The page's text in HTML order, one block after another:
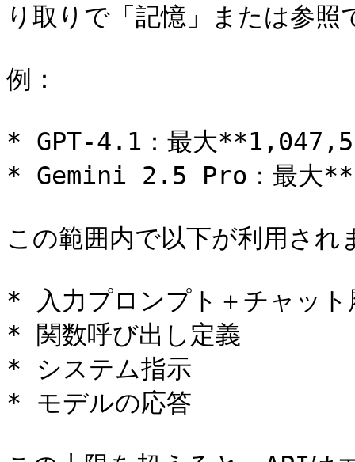
り取りで「記憶」または参
例：
* GPT-4.1：最大
* Gemini 2.5 Pro：最大
この範囲内で以下が利用され
* 入力プロンプト＋チャット
* 関数呼び出し定義
* システム指示
* モデルの応答